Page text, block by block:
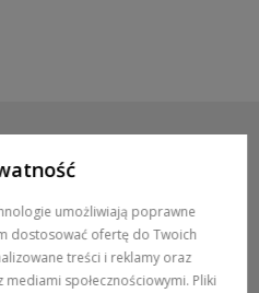
umożliwiają poprawne
dostosować ofertę do Twoich
treści i reklamy oraz
społecznościowymi. Pliki